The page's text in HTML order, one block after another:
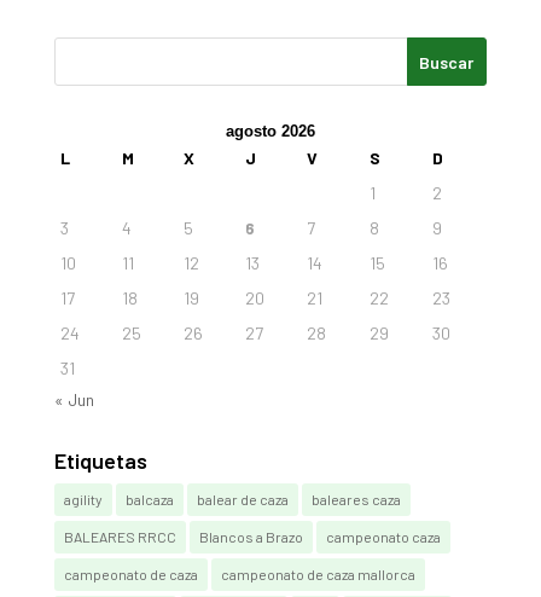
agosto 2026
L M X J V S
D
1
2
3
4 5 6 7 8
9
10
11 12 13 14 15
16
17
18 19 20 21 22
23
24
25 26 27 28 29
30
31
« Jun
Etiquetas
agility balcaza balear de caza baleares caza
BALEARES RRCC Blancos a Brazo campeonato caza
campeonato de caza campeonato de caza mallorca